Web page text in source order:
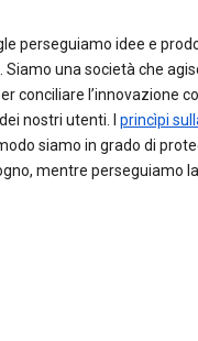
perseguiamo idee e
Siamo una società che
conciliare l’innovazione
nostri utenti. I princìpi
siamo in grado di
mentre perseguiamo